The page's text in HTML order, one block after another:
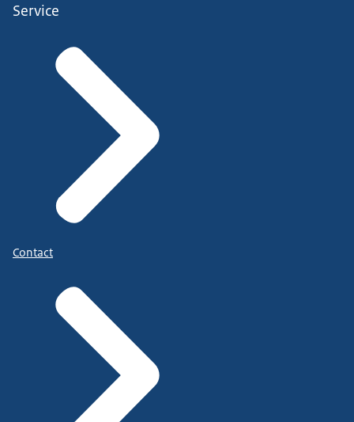
Service
Contact